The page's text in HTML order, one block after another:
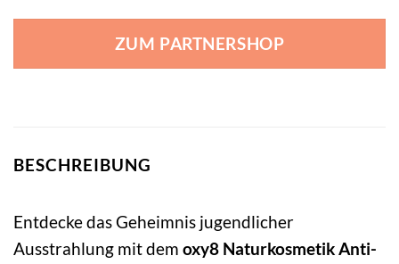
ZUM PARTNERSHOP
BESCHREIBUNG
Entdecke das Geheimnis jugendlicher
Ausstrahlung mit dem oxy8 Naturkosmetik Anti-